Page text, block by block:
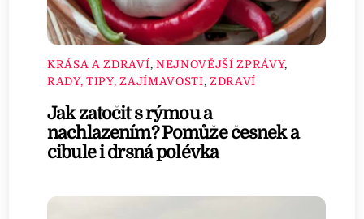
KRÁSA A ZDRAVÍ, NEJNOVĚJŠÍ ZPRÁVY,
RADY, TIPY, ZAJÍMAVOSTI, ZDRAVÍ
Jak zatočit s rýmou a
nachlazením? Pomůže česnek a
cibule i drsná polévka